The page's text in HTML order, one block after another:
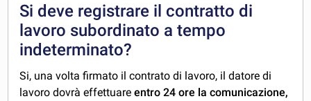
Si deve registrare il contratto di
lavoro subordinato a tempo
indeterminato?
Si, una volta firmato il contrato di lavoro, il datore di
lavoro dovrà effettuare entro 24 ore la comunicazione,